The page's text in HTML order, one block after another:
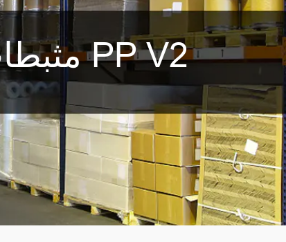
بالجملة سلسلة XS-FR-8800 / مثبطات اللهب لـ PP V2